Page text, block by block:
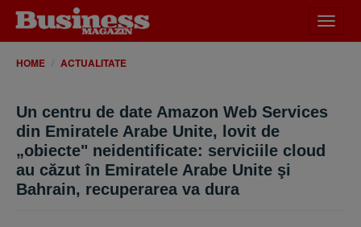
meniu
HOME ACTUALITATE
Un centru de date Amazon Web Services
din Emiratele Arabe Unite, lovit de
„obiecte" neidentificate: serviciile cloud
au căzut în Emiratele Arabe Unite şi
Bahrain, recuperarea va dura